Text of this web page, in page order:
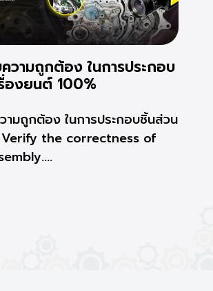
วามถูกต้อง ในการประกอบ
องยนต์ 100%
ามถูกต้อง ในการประกอบชิ้นส่วน
Verify the correctness of